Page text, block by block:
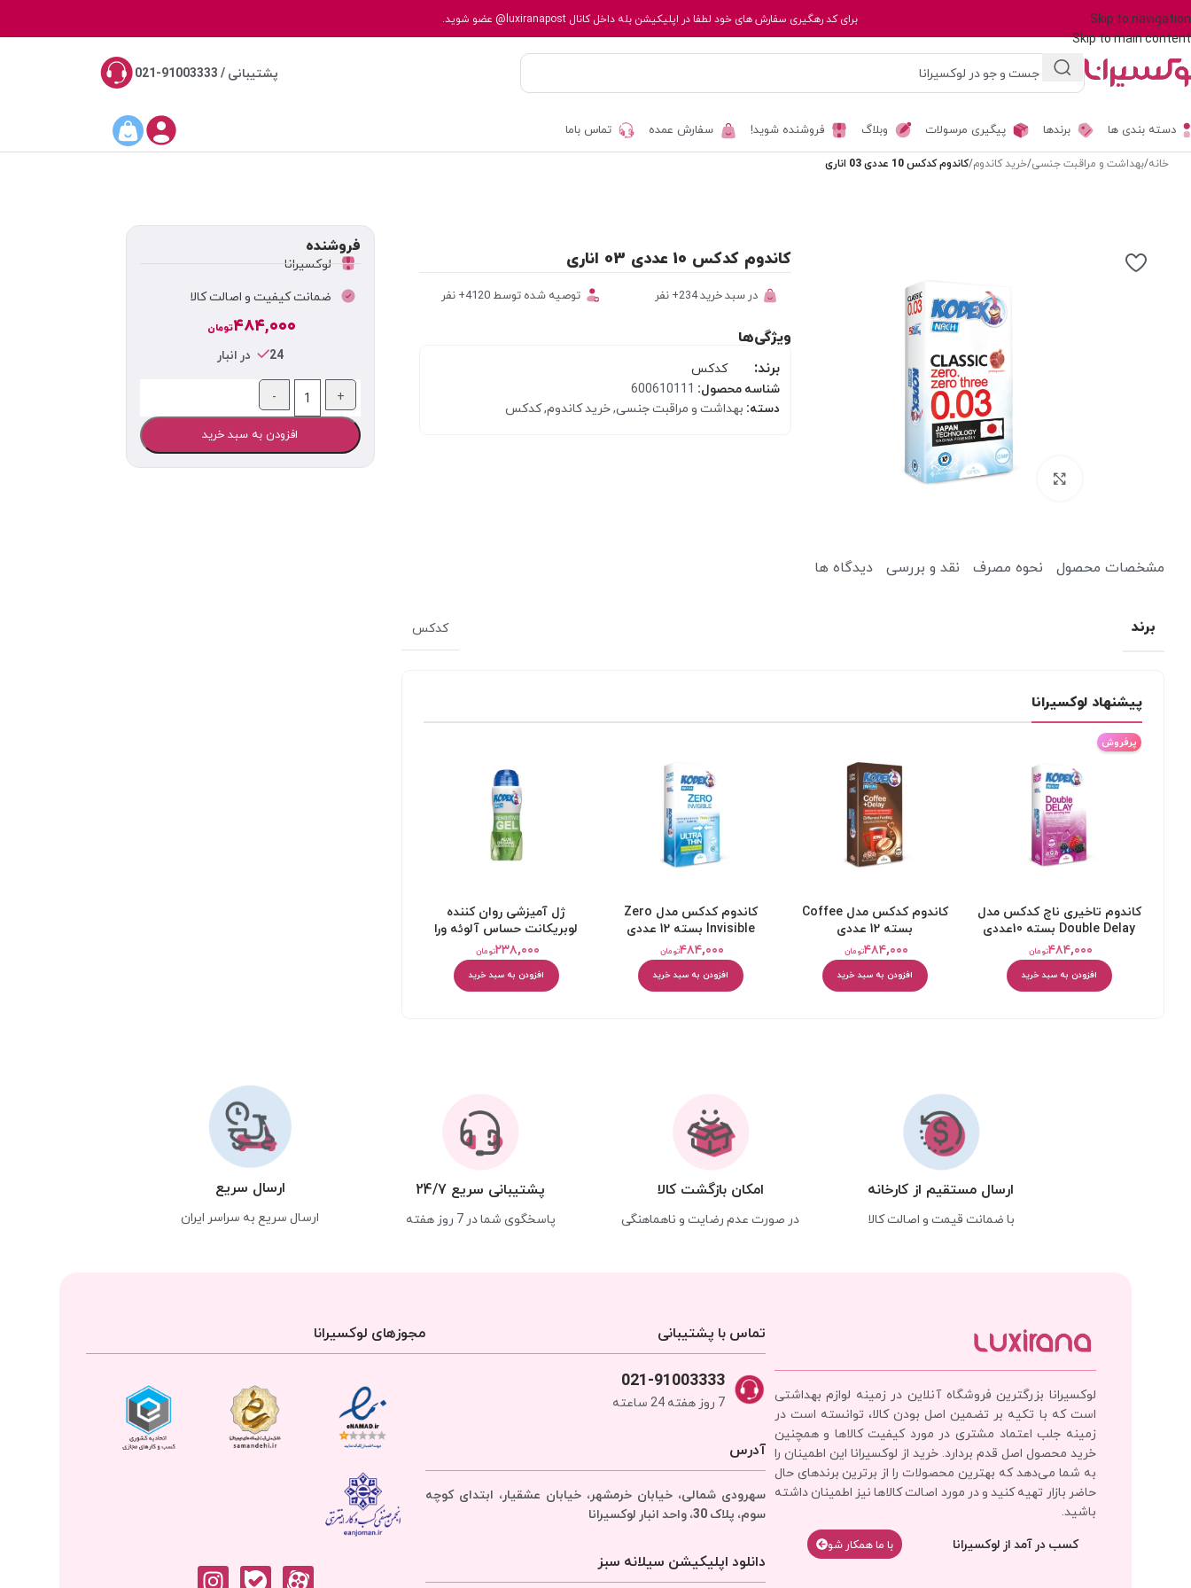
Skip to navigation
Skip to main content
برای کد رهگیری سفارش های خود لطفا در اپلیکیشن بله داخل کانال@luxiranapost عضو شوید.
پشتیبانی / 91003333-021
دسته بندی ها
میسلار واتر و پاک کننده آرایش
برندها پیگیری مرسولات وبلاگ فروشنده شوید! سفارش عمده تماس باما
خانه/بهداشت و مراقبت جنسی/خرید کاندوم/کاندوم کدکس 10 عددی 03 اناری
برای بزرگنمایی کلیک کنید
کاندوم کدکس 10 عددی 03 اناری
در سبد خرید 234+ نفر توصیه شده توسط 4120+ نفر
ویژگی‌ها
برند:
کدکس
شناسه محصول: 600610111
دسته: بهداشت و مراقبت جنسی, خرید کاندوم, کدکس
مشخصات محصول نحوه مصرف نقد و بررسی دیدگاه ها
برند کدکس
پیشنهاد لوکسیرانا
پرفروش
کاندوم تاخیری ناچ کدکس مدل
Double Delay بسته 10عددی
تومان۴۸۴,۰۰۰
افزودن به سبد خرید
کاندوم کدکس مدل Coffee
بسته 12 عددی
تومان۴۸۴,۰۰۰
افزودن به سبد خرید
کاندوم کدکس مدل Zero
Invisible بسته 12 عددی
تومان۴۸۴,۰۰۰
افزودن به سبد خرید
ژل آمیزشی روان کننده
لوبریکانت حساس آلوئه ورا
کدکستومان۲۳۸,۰۰۰
افزودن به سبد خرید
فروشنده
لوکسیرانا
ضمانت کیفیت و اصالت کالا
تومان۴۸۴,۰۰۰
24 در انبار
- +
افزودن به سبد خرید
ارسال مستقیم از کارخانه
با ضمانت قیمت و اصالت کالا
امکان بازگشت کالا
در صورت عدم رضایت و ناهماهنگی
پشتیبانی سریع 24/7
پاسخگوی شما در 7 روز هفته
ارسال سریع
ارسال سریع به سراسر ایران
لوکسیرانا بزرگترین فروشگاه آنلاین در زمینه لوازم بهداشتی
است که با تکیه بر تضمین اصل بودن کالا، توانسته است در
زمینه جلب اعتماد مشتری در مورد کیفیت کالاها و همچنین
خرید محصول اصل قدم بردارد. خرید از لوکسیرانا این اطمینان را
به شما می‌دهد که بهترین محصولات را از برترین برندهای حال
حاضر بازار تهیه کنید و در مورد اصالت کالاها نیز اطمینان داشته
باشید.
کسب در آمد از لوکسیرانا با‌‌ ما همکار شو
تماس با پشتیبانی
021-91003333
7 روز هفته 24 ساعته
آدرس
سهرودی شمالی، خیابان خرمشهر، خیابان عشقیار، ابتدای کوچه
سوم، پلاک 30، واحد انبار
لوکسیرانا
دانلود اپلیکیشن سیلانه سبز
مجوزهای لوکسیرانا